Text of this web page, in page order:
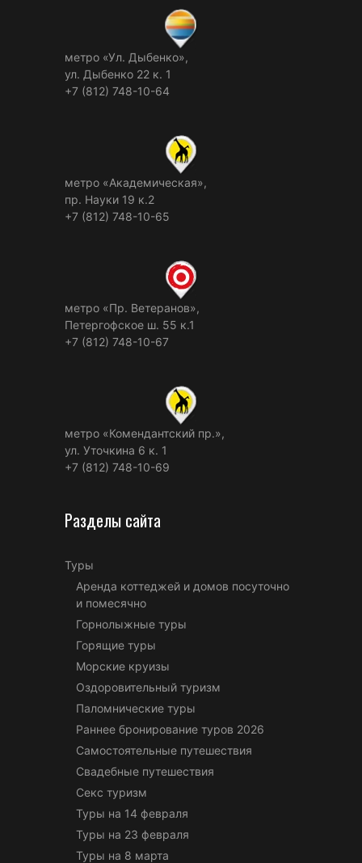
метро «Ул. Дыбенко»,
ул. Дыбенко 22 к. 1
+7 (812) 748-10-64
метро «Академическая»,
пр. Науки 19 к.2
+7 (812) 748-10-65
метро «Пр. Ветеранов»,
Петергофское ш. 55 к.1
+7 (812) 748-10-67
метро «Комендантский пр.»,
ул. Уточкина 6 к. 1
+7 (812) 748-10-69
Разделы сайта
Туры
Аренда коттеджей и домов посуточно
и помесячно
Горнолыжные туры
Горящие туры
Морские круизы
Оздоровительный туризм
Паломнические туры
Раннее бронирование туров 2026
Самостоятельные путешествия
Свадебные путешествия
Секс туризм
Туры на 14 февраля
Туры на 23 февраля
Туры на 8 марта